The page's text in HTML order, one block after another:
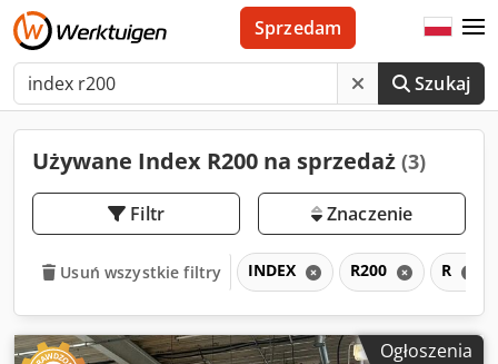
Szukaj
Sprzedam
Używane Index R200 na sprzedaż (3)
Filtr Znaczenie
Usuń wszystkie filtry INDEX R200 R
Ogłoszenia